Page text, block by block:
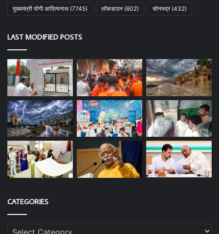
मुख्यमंत्री योगी आदित्यनाथ (7745) लॉकडाउन (602) सोनभद्र(432)
LAST MODIFIED POSTS
CATEGORIES
Categories